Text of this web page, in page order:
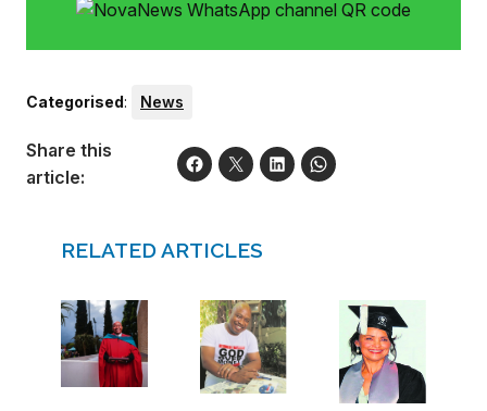
Categorised: News
Share this
article:
RELATED ARTICLES